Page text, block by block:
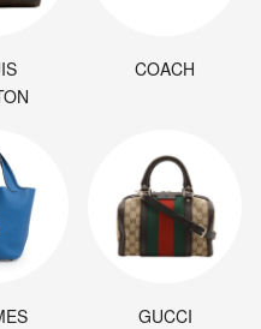
COACH
GUCCI